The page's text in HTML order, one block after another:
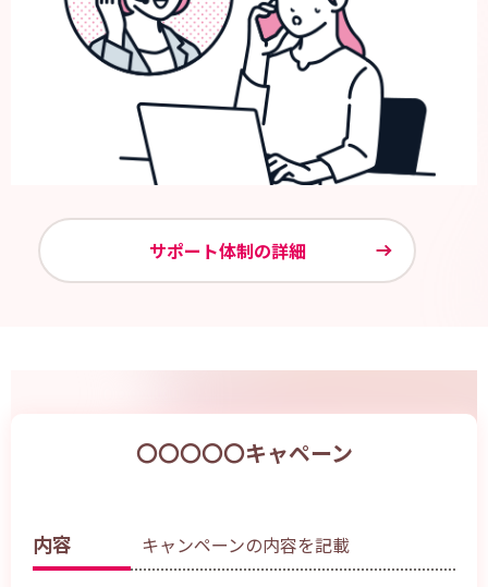
サポート体制の詳細
〇〇〇〇〇キャペーン
内容 キャンペーンの内容を記載